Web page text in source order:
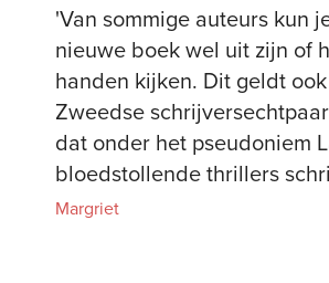
'Van sommige auteurs kun
nieuwe boek wel uit zijn of
handen kijken. Dit geldt
Zweedse
dat onder het pseudoniem
bloedstollende thrillers
Margriet